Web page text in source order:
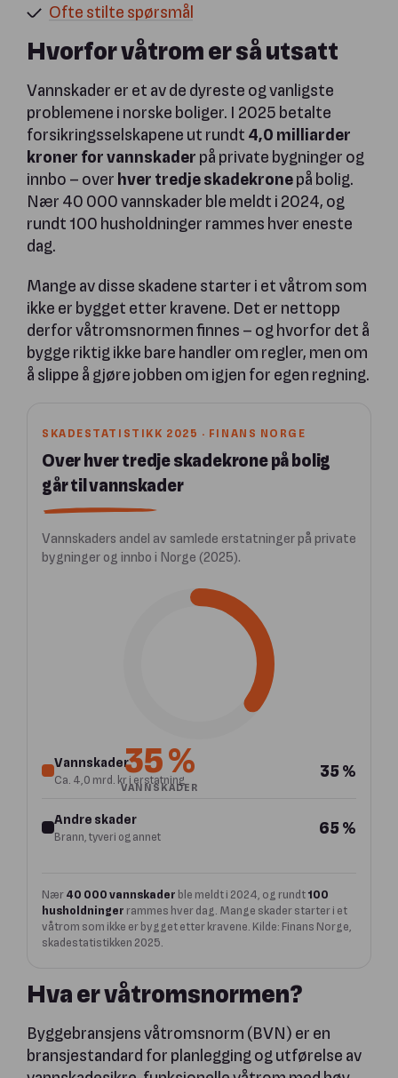
Ofte stilte spørsmål
Hvorfor våtrom er så utsatt
Vannskader er et av de dyreste og vanligste
problemene i norske boliger. I 2025 betalte
forsikringsselskapene ut rundt 4,0 milliarder
kroner for vannskader på private bygninger og
innbo – over hver tredje skadekronepå bolig.
Nær 40 000 vannskader ble meldt i 2024, og
rundt 100 husholdninger rammes hver eneste
dag.
Mange av disse skadene starter i et våtrom som
ikke er bygget etter kravene. Det er nettopp
derfor våtromsnormen finnes – og hvorfor det å
bygge riktig ikke bare handler om regler, men om
å slippe å gjøre jobben om igjen for egen regning.
SKADESTATISTIKK 2025 · FINANS NORGE
Over hver tredje skadekrone på bolig
går til vannskader
Vannskaders andel av samlede erstatninger på private
bygninger og innbo i Norge (2025).
35 %
VANNSKADER
Vannskader
Ca. 4,0 mrd. kr i erstatning 35 %
Andre skader
Brann, tyveri og annet 65 %
Nær40 000 vannskader ble meldt i 2024, og rundt100
husholdninger rammes hver dag. Mange skader starter i et
våtrom som ikke er bygget etter kravene. Kilde: Finans Norge,
skadestatistikken 2025.
Hva er våtromsnormen?
Byggebransjens våtromsnorm (BVN) er en
bransjestandard for planlegging og utførelse av